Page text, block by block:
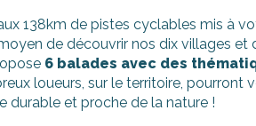
138km de pistes cyclables mis à
de découvrir nos dix villages et
6 balades avec des
loueurs, sur le territoire, pourront
durable et proche de la nature !